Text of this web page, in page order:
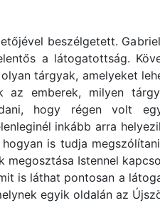
beszélgetett.
a látogatottság.
tárgyak, amelyeket
az emberek, milyen
hogy régen volt
inkább arra
is tudja
Istennel
is láthat pontosan a
egyik oldalán az